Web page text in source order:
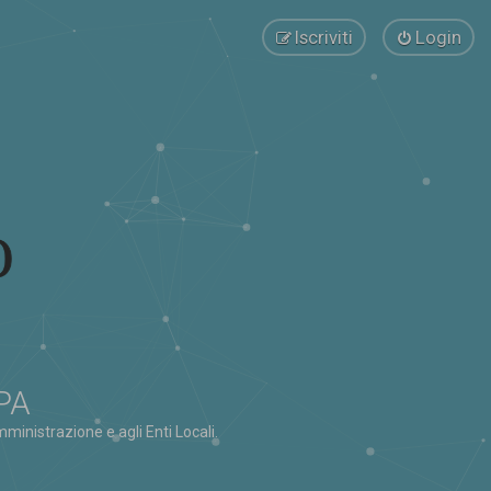
Login
Iscriviti
e agli Enti Locali.